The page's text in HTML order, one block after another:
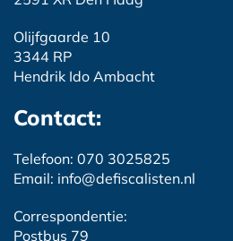
Olijfgaarde 10
3344 RP
Hendrik Ido Ambacht
Contact:
Telefoon: 070 3025825
Email: info@defiscalisten.nl
Correspondentie:
Postbus 79